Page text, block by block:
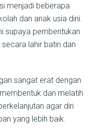
menjadi beberapa
dan anak usia dini.
supaya pembentukan
lahir batin dan
sangat erat dengan
dan melatih
agar diri
yang lebih baik.